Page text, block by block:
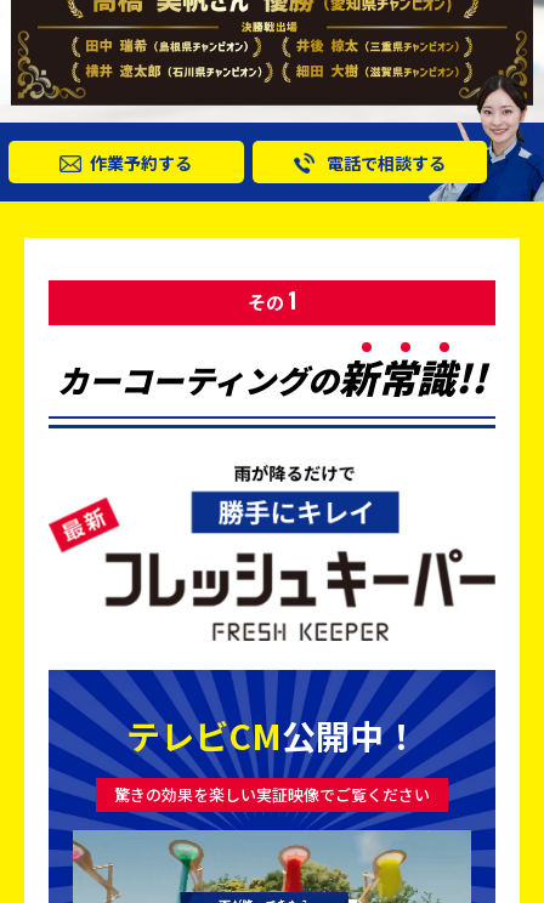
作業予約する 電話で相談する
その 1
カーコーティングの新常識!!
テレビCM公開中！
驚きの効果を楽しい実証映像でご覧ください